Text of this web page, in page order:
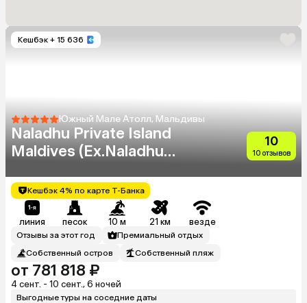
Кешбэк + 15 636
Южный Мале Атолл, Мальдивы
Naladhu Private Island
Maldives (Ex.Naladhu
10
10 отзывов
Кешбэк 4% по карте Т-Банка
линия песок 10 м 21 км везде
Отзывы за этот год
Премиальный отдых
Собственный остров
Собственный пляж
от 781 818 ₽
4 сент. - 10 сент., 6 ночей
Выгодные туры на соседние даты